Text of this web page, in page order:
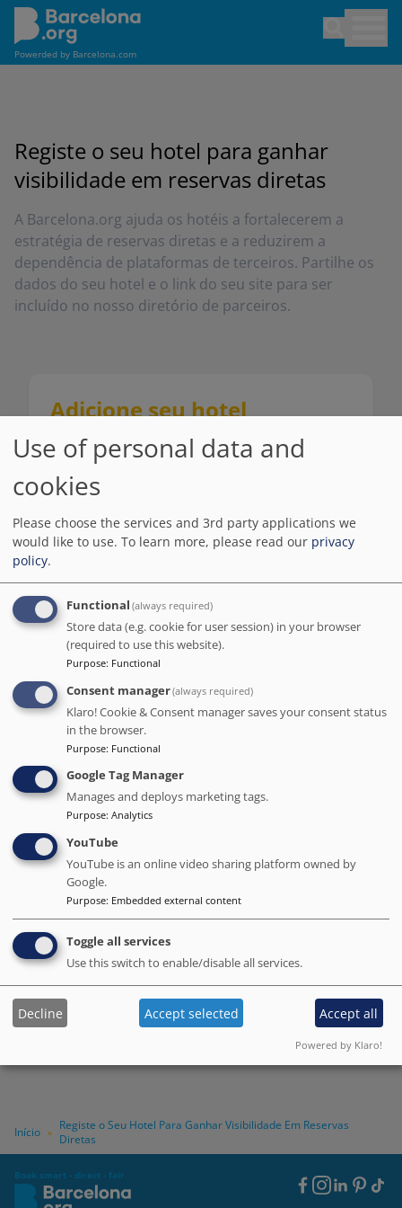
Pular
Powerded by Barcelona.com
Início »
Registe o Seu Hotel Para Ganhar Visibilidade Em Reservas
Diretas
Registe o seu hotel para ganhar
visibilidade em reservas diretas
A Barcelona.org ajuda os hotéis a fortalecerem a
estratégia de reservas diretas e a reduzirem a
dependência de plataformas de terceiros. Partilhe os
dados do seu hotel e o link do seu site para ser
incluído no nosso diretório de parceiros.
Adicione seu hotel
Nome do hotel
Site oficial
Endereço do hotel
Nome do contato
E-mail profissional
URL para reserva direta
Concordo em ser contatado e em ter meu
hotel publicado no diretório.
Book smart - direct - fair
Footer
Social
Use of personal data and
cookies
Please choose the services and 3rd party applications we
would like to use. To learn more, please read our privacy
policy.
Functional (always required)
Store data (e.g. cookie for user session) in your browser
(required to use this website).
Purpose: Functional
Consent manager(always required)
Klaro! Cookie & Consent manager saves your consent status
in the browser.
Purpose: Functional
Google Tag Manager
Manages and deploys marketing tags.
Purpose: Analytics
YouTube
YouTube is an online video sharing platform owned by
Google.
Purpose: Embedded external content
Toggle all services
Use this switch to enable/disable all services.
Decline Accept selected Accept all
Powered by Klaro!